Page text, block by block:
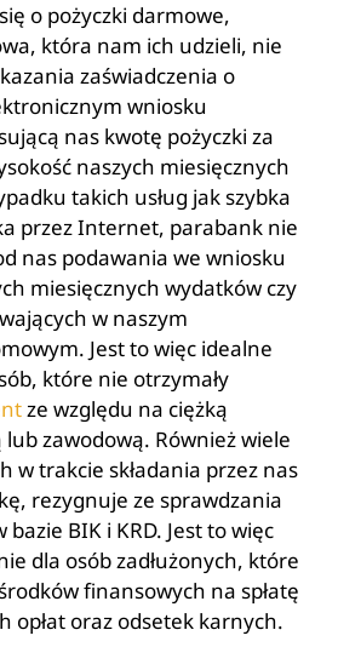
o pożyczki darmowe,
która nam ich udzieli, nie
zaświadczenia o
wniosku
nas kwotę pożyczki za
naszych miesięcznych
takich usług jak szybka
przez Internet, parabank nie
nas podawania we wniosku
miesięcznych wydatków czy
w naszym
Jest to więc idealne
które nie otrzymały
ze względu na ciężką
zawodową. Również wiele
w trakcie składania przez nas
rezygnuje ze sprawdzania
BIK i KRD. Jest to więc
dla osób zadłużonych, które
finansowych na spłatę
opłat oraz odsetek karnych.